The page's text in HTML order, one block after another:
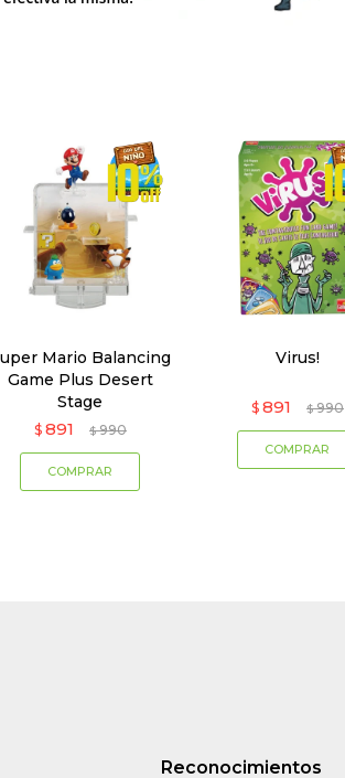
Mario Balancing
Game Plus Desert
Stage
$ 891 $ 990
Virus!
$ 891 $ 990
Reconocimientos